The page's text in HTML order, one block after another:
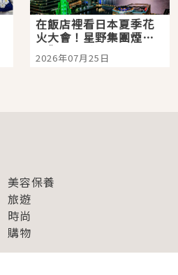
在飯店裡看日本夏季花
火大會！星野集團煙火
景觀飯店6選，讓你不用
人擠人悠閒欣賞
2026年07月25日
美容保養
旅遊
時尚
購物